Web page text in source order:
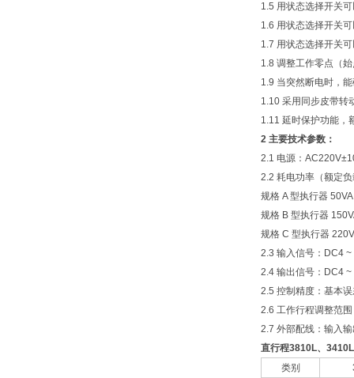
1.5 用状态选择开关
1.6 用状态选择开关
1.7 用状态选择开关
1.8 调整工作零点（
1.9 当突然断电时，
1.10 采用同步皮带转
1.11 延时保护功能，
2 主要技术参数：
2.1 电源：
2.2 耗电功率（额定
规格 A 型执行器
规格 B 型执行器
规格 C 型执行器
2.3 输入信号：DC4
2.4 输出信号：DC4
2.5 控制精度：基本
2.6 工作行程调整范
2.7 外部配线：输入
直行程3810L、
类别